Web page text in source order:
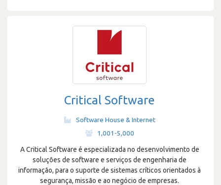
Critical Software
Software House & Internet
1,001-5,000
A Critical Software é especializada no desenvolvimento de
soluções de software e serviços de engenharia de
informação, para o suporte de sistemas críticos orientados à
segurança, missão e ao negócio de empresas.